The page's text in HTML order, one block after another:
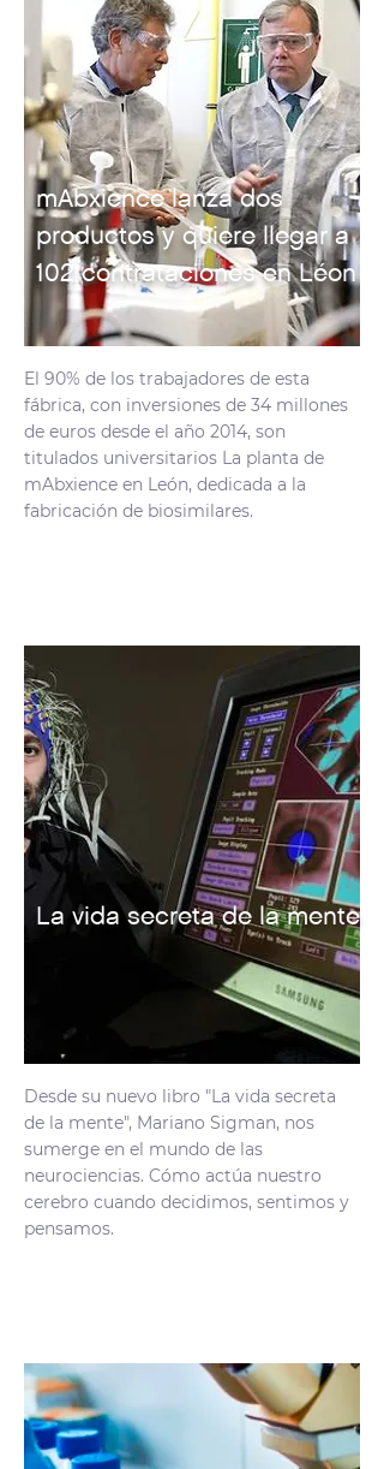
El 90% de los trabajadores de esta
fábrica, con inversiones de 34 millones
de euros desde el año 2014, son
titulados universitarios La planta de
mAbxience en León, dedicada a la
fabricación de biosimilares.
mAbxience lanza dos
productos y quiere llegar a
102 contrataciones en Léon
Desde su nuevo libro "La vida secreta
de la mente", Mariano Sigman, nos
sumerge en el mundo de las
neurociencias. Cómo actúa nuestro
cerebro cuando decidimos, sentimos y
pensamos.
La vida secreta de la mente